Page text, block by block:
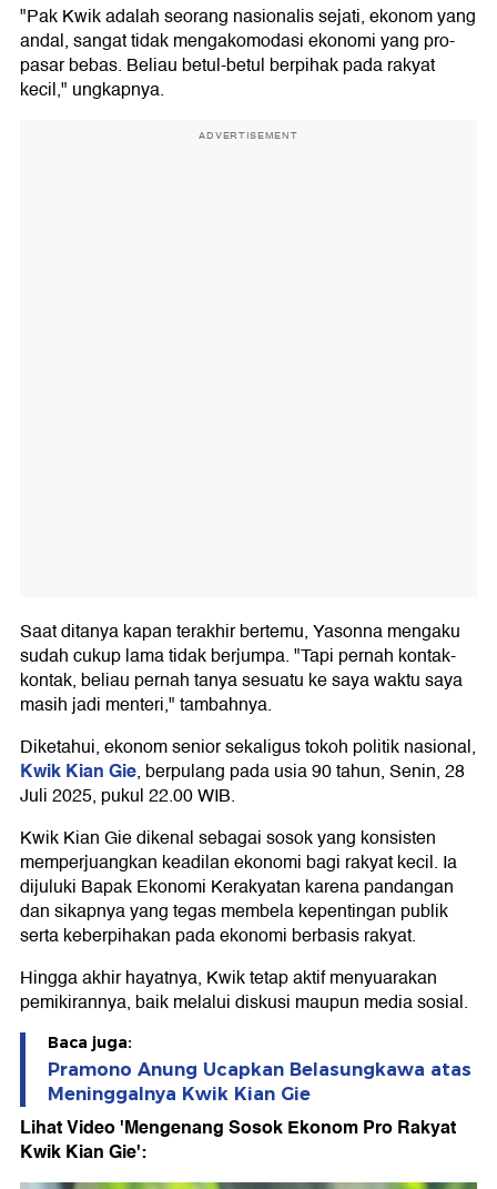
"Pak Kwik adalah seorang nasionalis sejati, ekonom yang
andal, sangat tidak mengakomodasi ekonomi yang pro-
pasar bebas. Beliau betul-betul berpihak pada rakyat
kecil," ungkapnya.
ADVERTISEMENT
Saat ditanya kapan terakhir bertemu, Yasonna mengaku
sudah cukup lama tidak berjumpa. "Tapi pernah kontak-
kontak, beliau pernah tanya sesuatu ke saya waktu saya
masih jadi menteri," tambahnya.
Diketahui, ekonom senior sekaligus tokoh politik nasional,
Kwik Kian Gie, berpulang pada usia 90 tahun, Senin, 28
Juli 2025, pukul 22.00 WIB.
Kwik Kian Gie dikenal sebagai sosok yang konsisten
memperjuangkan keadilan ekonomi bagi rakyat kecil. Ia
dijuluki Bapak Ekonomi Kerakyatan karena pandangan
dan sikapnya yang tegas membela kepentingan publik
serta keberpihakan pada ekonomi berbasis rakyat.
Hingga akhir hayatnya, Kwik tetap aktif menyuarakan
pemikirannya, baik melalui diskusi maupun media sosial.
Baca juga:
Pramono Anung Ucapkan Belasungkawa atas
Meninggalnya Kwik Kian Gie
Lihat Video 'Mengenang Sosok Ekonom Pro Rakyat
Kwik Kian Gie':